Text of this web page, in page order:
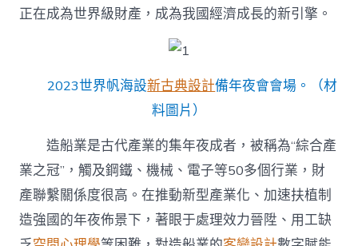
正在成為世界級財產，成為我國經濟成長的新引擎。
2023世界帆海設新古典設計備年夜會會場。（材
料圖片）
造船業是古代產業的集年夜成者，被稱為“綜合產
業之冠”，觸及鋼鐵、機械、電子等50多個行業，財
產聯繫關係度很高。在推動新型產業化、加速扶植制
造強國的年夜佈景下，著眼于處理效力晉陞、用工缺